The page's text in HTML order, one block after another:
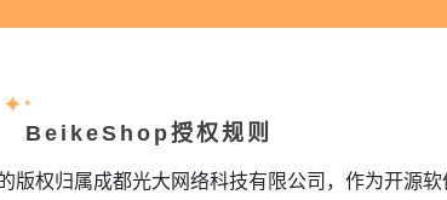
✦ ✦
BeikeShop授权规则
版权归属成都光大网络科技有限公司，作为开源软